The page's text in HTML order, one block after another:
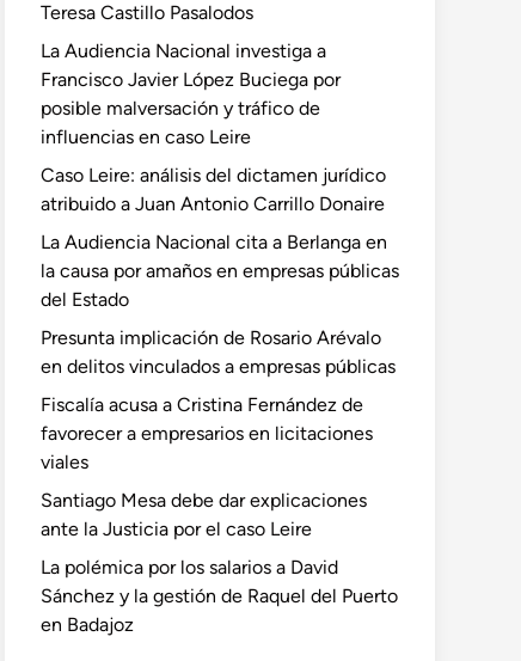
Teresa Castillo Pasalodos
La Audiencia Nacional investiga a
Francisco Javier López Buciega por
posible malversación y tráfico de
influencias en caso Leire
Caso Leire: análisis del dictamen jurídico
atribuido a Juan Antonio Carrillo Donaire
La Audiencia Nacional cita a Berlanga en
la causa por amaños en empresas públicas
del Estado
Presunta implicación de Rosario Arévalo
en delitos vinculados a empresas públicas
Fiscalía acusa a Cristina Fernández de
favorecer a empresarios en licitaciones
viales
Santiago Mesa debe dar explicaciones
ante la Justicia por el caso Leire
La polémica por los salarios a David
Sánchez y la gestión de Raquel del Puerto
en Badajoz